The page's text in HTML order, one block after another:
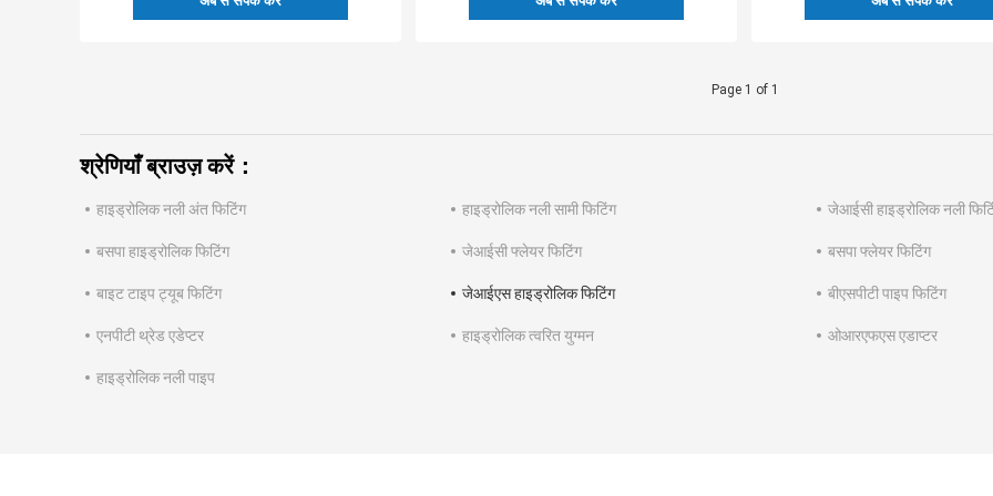
Page 1 of 1
श्रेणियाँ ब्राउज़ करें：
हाइड्रोलिक नली अंत फिटिंग हाइड्रोलिक नली सामी फिटिंग जेआईसी हाइड्रोलिक नली
बसपा हाइड्रोलिक फिटिंग जेआईसी फ्लेयर फिटिंग बसपा फ्लेयर फिटिंग
बाइट टाइप ट्यूब फिटिंग जेआईएस हाइड्रोलिक फिटिंग बीएसपीटी पाइप फिटिंग
एनपीटी थ्रेड एडेप्टर हाइड्रोलिक त्वरित युग्मन ओआरएफएस एडाप्टर
हाइड्रोलिक नली पाइप